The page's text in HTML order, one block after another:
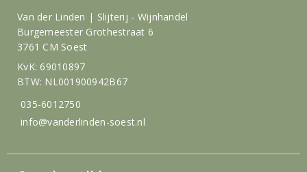
Van der Linden | Slijterij - Wijnhandel
Burgemeester Grothestraat 6
3761 CM Soest
KvK: 69010897
BTW: NL001900942B67
035-6012750
info@vanderlinden-soest.nl